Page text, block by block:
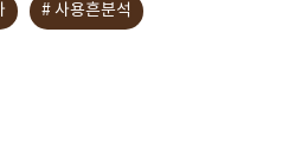
# 사용흔분석